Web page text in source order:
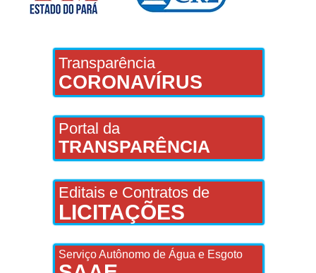
Transparência
CORONAVÍRUS
Portal da
TRANSPARÊNCIA
Editais e Contratos de
LICITAÇÕES
Serviço Autônomo de Água e Esgoto